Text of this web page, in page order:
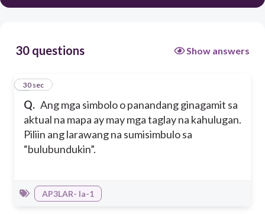
30 questions Show answers
Q. Ang mga simbolo o panandang ginagamit sa
aktual na mapa ay may mga taglay na kahulugan.
Piliin ang larawang na sumisimbulo sa
“bulubundukin”.
1
30 sec
AP3LAR- Ia-1